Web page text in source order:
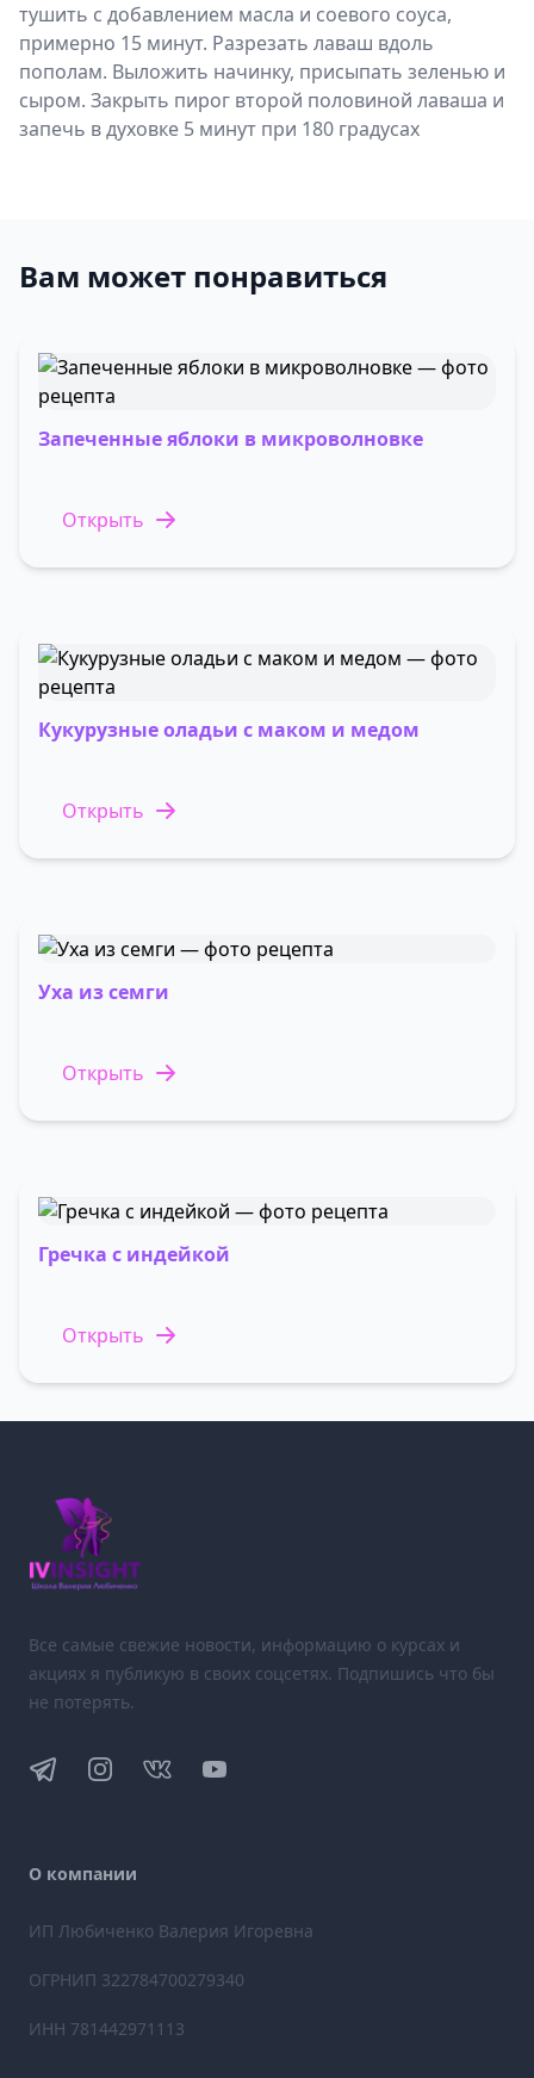
тушить с добавлением масла и соевого соуса,
примерно 15 минут. Разрезать лаваш вдоль
пополам. Выложить начинку, присыпать зеленью и
сыром. Закрыть пирог второй половиной лаваша и
запечь в духовке 5 минут при 180 градусах
Вам может понравиться
Запеченные яблоки в микроволновке
Открыть
Кукурузные оладьи с маком и медом
Открыть
Уха из семги
Открыть
Гречка с индейкой
Открыть
Все самые свежие новости, информацию о курсах и
акциях я публикую в своих соцсетях. Подпишись что бы
не потерять.
TelegramInstagram
VK YouTube
О компании
ИП Любиченко Валерия Игоревна
ОГРНИП 322784700279340
ИНН 781442971113